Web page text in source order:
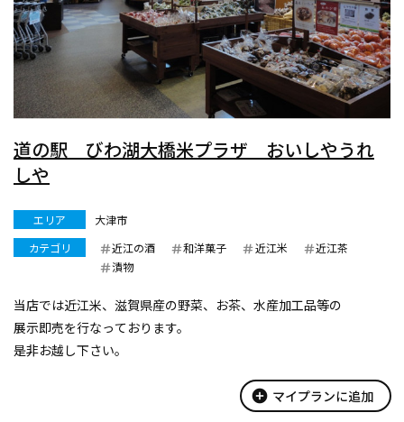
道の駅 びわ湖大橋米プラザ おいしやうれ
しや
エリア
大津市
カテゴリ
近江の酒 和洋菓子 近江米
近江茶
漬物
当店では近江米、滋賀県産の野菜、お茶、水産加工品等の
展示即売を行なっております。
是非お越し下さい。
add_circle マイプランに追加